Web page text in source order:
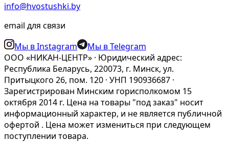
info@hvostushki.by
email для связи
Мы в Instagram
Мы в Telegram
ООО «НИКАН-ЦЕНТР» · Юридический адрес:
Республика Беларусь, 220073, г. Минск, ул.
Притыцкого 26, пом. 120 · УНП 190936687 ·
Зарегистрирован Минским горисполкомом 15
октября 2014 г. Цена на товары "под заказ" носит
информационный характер, и не является публичной
офертой . Цена может измениться при следующем
поступлении товара.